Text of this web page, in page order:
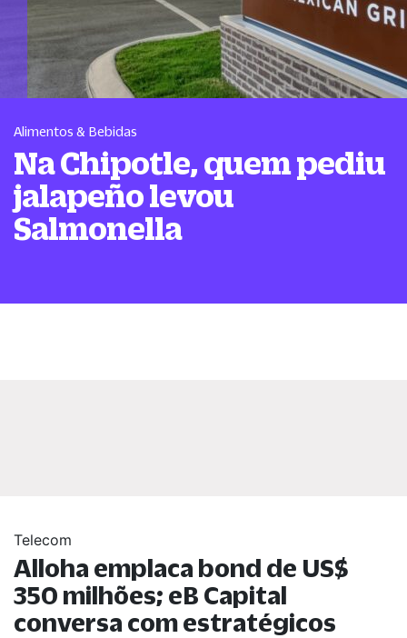
Alimentos & Bebidas
Na Chipotle, quem pediu
jalapeño levou
Salmonella
Telecom
Alloha emplaca bond de US$
350 milhões; eB Capital
conversa com estratégicos